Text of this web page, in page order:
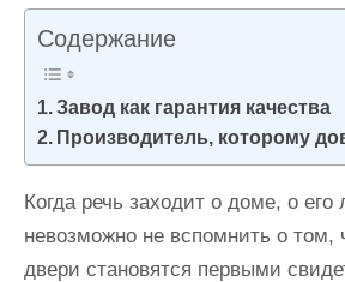
Содержание
Завод как гарантия качества
Производитель, которому
Когда речь заходит о доме, о
невозможно не вспомнить о том,
двери становятся первыми